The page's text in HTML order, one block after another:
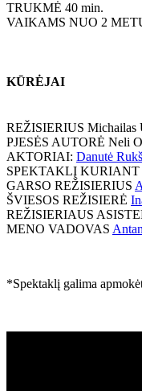
TRUKMĖ 40 min.
VAIKAMS NUO 2
KŪRĖJAI
REŽISIERIUS Michailas
PJESĖS AUTORĖ Neli
AKTORIAI: Danutė
SPEKTAKLĮ KURIANT
GARSO REŽISIERIUS
ŠVIESOS REŽISIERĖ
REŽISIERIAUS
MENO VADOVAS
*Spektaklį galima